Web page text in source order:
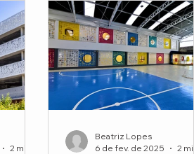
Beatriz Lopes
6 de fev. de 2025